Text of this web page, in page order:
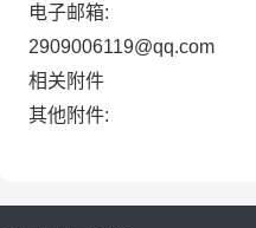
电子邮箱:
2909006119@qq.com
相关附件
其他附件: